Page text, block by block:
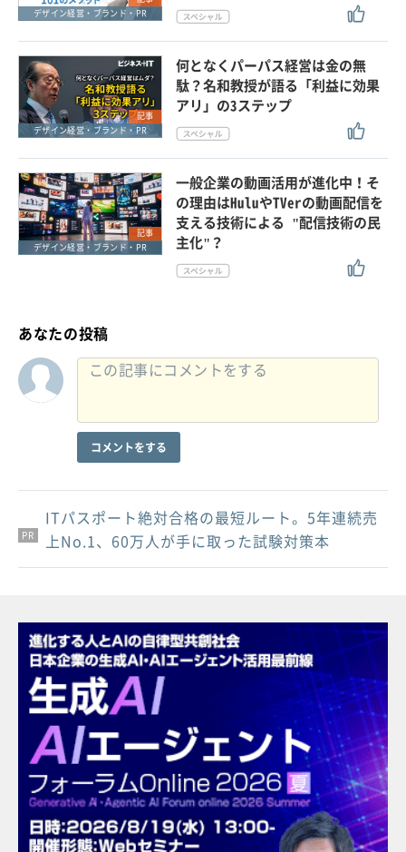
デザイン経営・ブランド・PR
記事
デザイン経営・ブランド・PR
何となくパーパス経営は金の無
駄？名和教授が語る「利益に効果
アリ」の3ステップ
記事
デザイン経営・ブランド・PR
一般企業の動画活用が進化中！そ
の理由はHuluやTVerの動画配信を
支える技術による "配信技術の民
主化"？
あなたの投稿
コメントをする
PR
PR
PR
ITパスポート絶対合格の最短ルート。5年連続売
上No.1、60万人が手に取った試験対策本